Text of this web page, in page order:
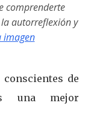
comprenderte
autorreflexión y
imagen
de
una mejor